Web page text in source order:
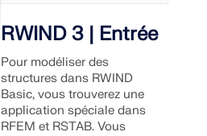
RWIND 3 | Entrée
Pour modéliser des
structures dans RWIND
Basic, vous trouverez une
application spéciale dans
RFEM et RSTAB. Vous